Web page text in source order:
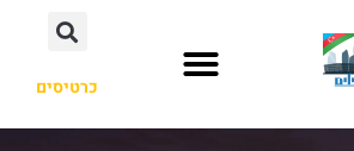
כרטיסים